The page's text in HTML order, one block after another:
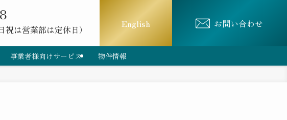
事業者様向けサービス 物件情報
は営業部は定休日）
English お問い合わせ